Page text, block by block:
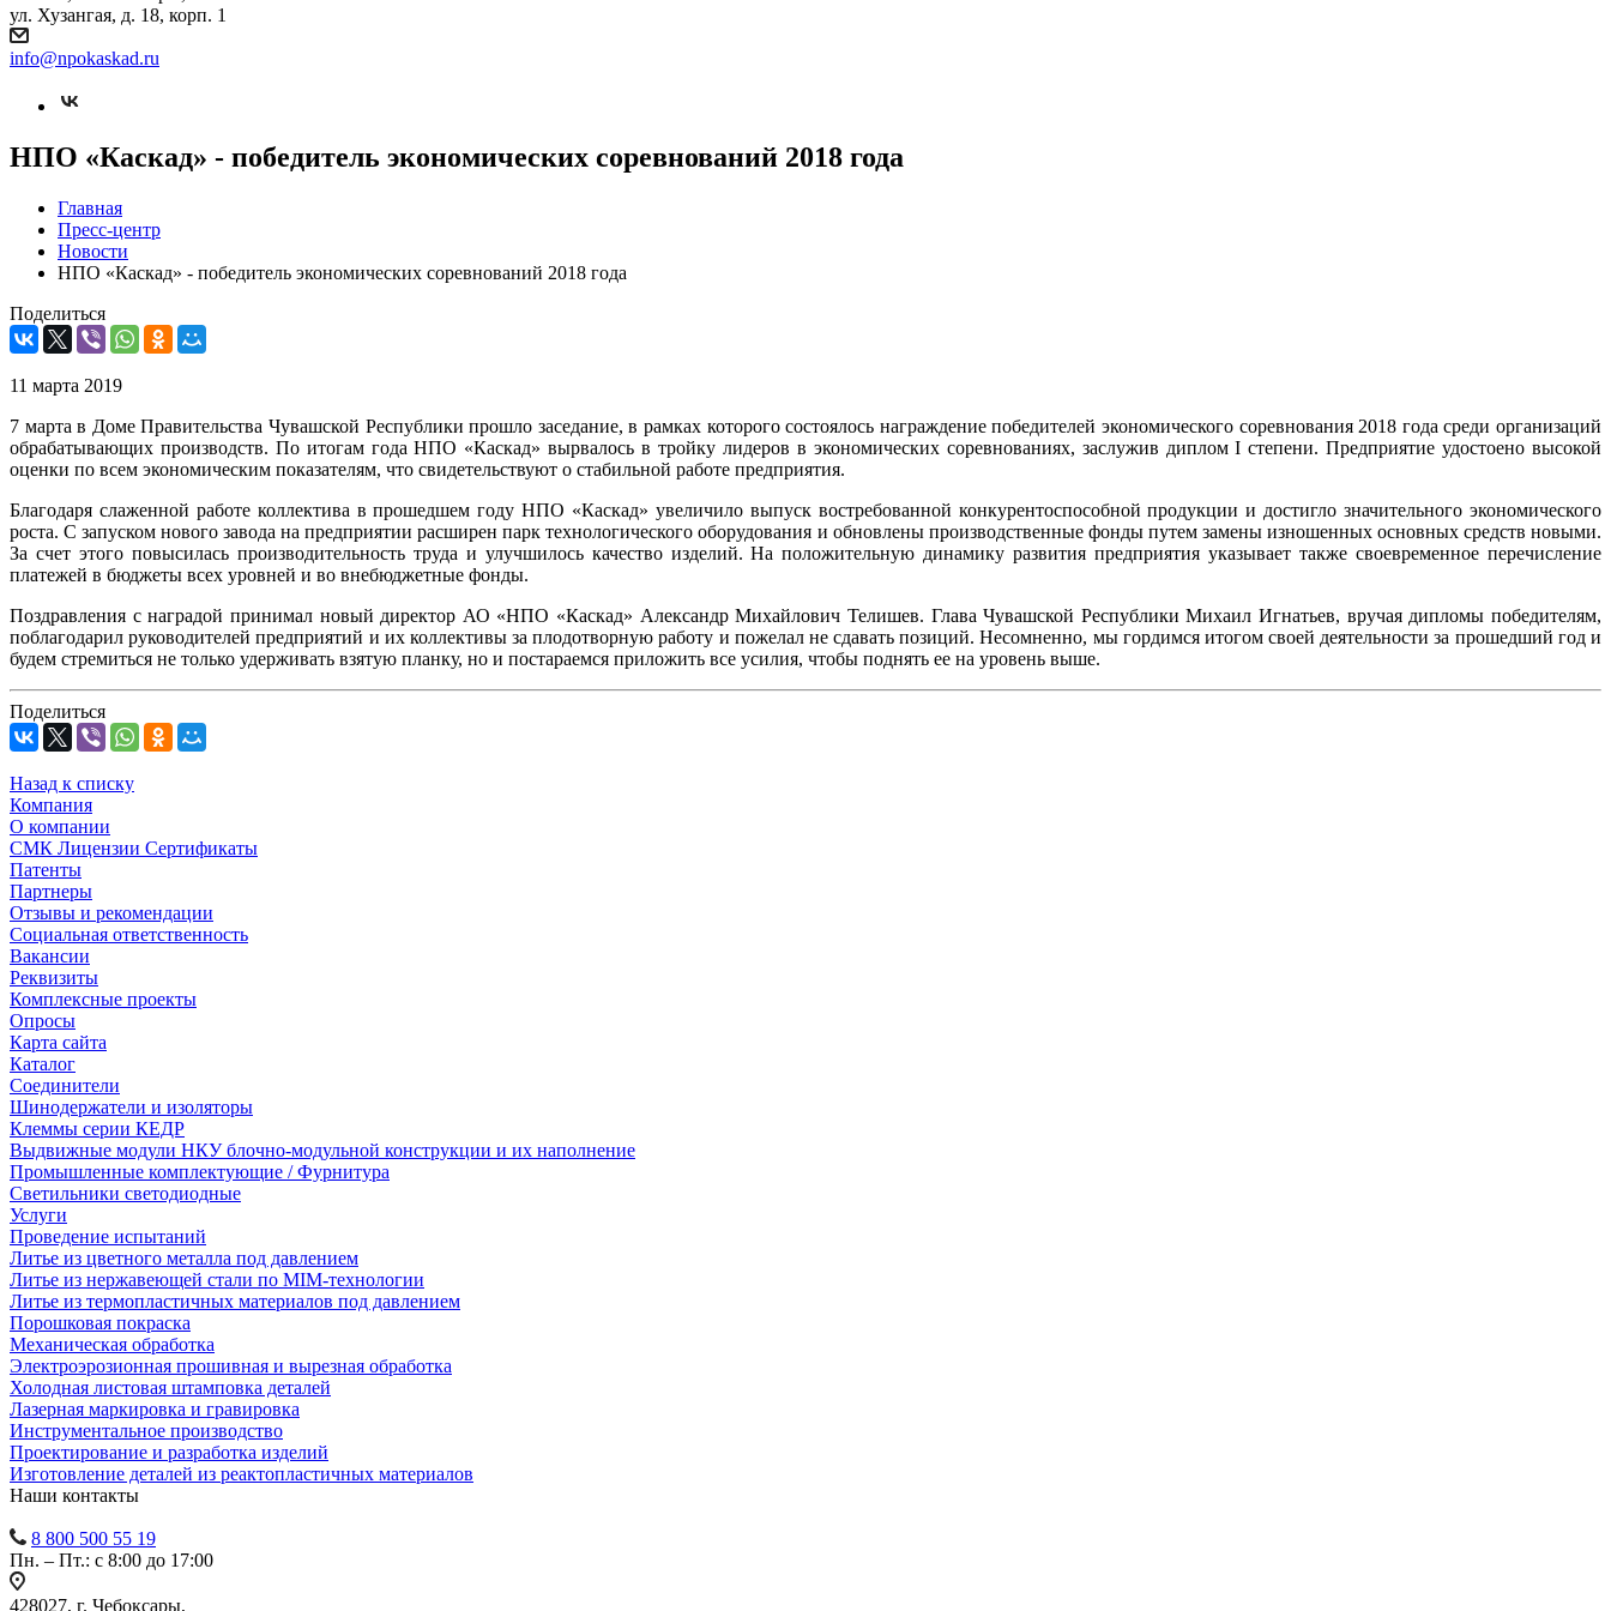
ул. Хузангая, д. 18, корп. 1
info@npokaskad.ru
НПО «Каскад» - победитель экономических соревнований 2018 года
Главная
Пресс-центр
Новости
НПО «Каскад» - победитель экономических соревнований 2018 года
Поделиться
11 марта 2019
7 марта в Доме Правительства Чувашской Республики прошло заседание, в рамках которого состоялось награждение победителей экономического соревнования 2018 года среди организаций
обрабатывающих производств. По итогам года НПО «Каскад» вырвалось в тройку лидеров в экономических соревнованиях, заслужив диплом I степени. Предприятие удостоено высокой
оценки по всем экономическим показателям, что свидетельствуют о стабильной работе предприятия.
Благодаря слаженной работе коллектива в прошедшем году НПО «Каскад» увеличило выпуск востребованной конкурентоспособной продукции и достигло значительного экономического
роста. С запуском нового завода на предприятии расширен парк технологического оборудования и обновлены производственные фонды путем замены изношенных основных средств новыми.
За счет этого повысилась производительность труда и улучшилось качество изделий. На положительную динамику развития предприятия указывает также своевременное перечисление
платежей в бюджеты всех уровней и во внебюджетные фонды.
Поздравления с наградой принимал новый директор АО «НПО «Каскад» Александр Михайлович Телишев. Глава Чувашской Республики Михаил Игнатьев, вручая дипломы победителям,
поблагодарил руководителей предприятий и их коллективы за плодотворную работу и пожелал не сдавать позиций. Несомненно, мы гордимся итогом своей деятельности за прошедший год и
будем стремиться не только удерживать взятую планку, но и постараемся приложить все усилия, чтобы поднять ее на уровень выше.
Поделиться
Назад к списку
Компания
О компании
СМК Лицензии Сертификаты
Патенты
Партнеры
Отзывы и рекомендации
Социальная ответственность
Вакансии
Реквизиты
Комплексные проекты
Опросы
Карта сайта
Каталог
Соединители
Шинодержатели и изоляторы
Клеммы серии КЕДР
Выдвижные модули НКУ блочно-модульной конструкции и их наполнение
Промышленные комплектующие / Фурнитура
Светильники светодиодные
Услуги
Проведение испытаний
Литье из цветного металла под давлением
Литье из нержавеющей стали по MIM-технологии
Литье из термопластичных материалов под давлением
Порошковая покраска
Механическая обработка
Электроэрозионная прошивная и вырезная обработка
Холодная листовая штамповка деталей
Лазерная маркировка и гравировка
Инструментальное производство
Проектирование и разработка изделий
Изготовление деталей из реактопластичных материалов
Наши контакты
8 800 500 55 19
Пн. – Пт.: с 8:00 до 17:00
428027, г. Чебоксары,